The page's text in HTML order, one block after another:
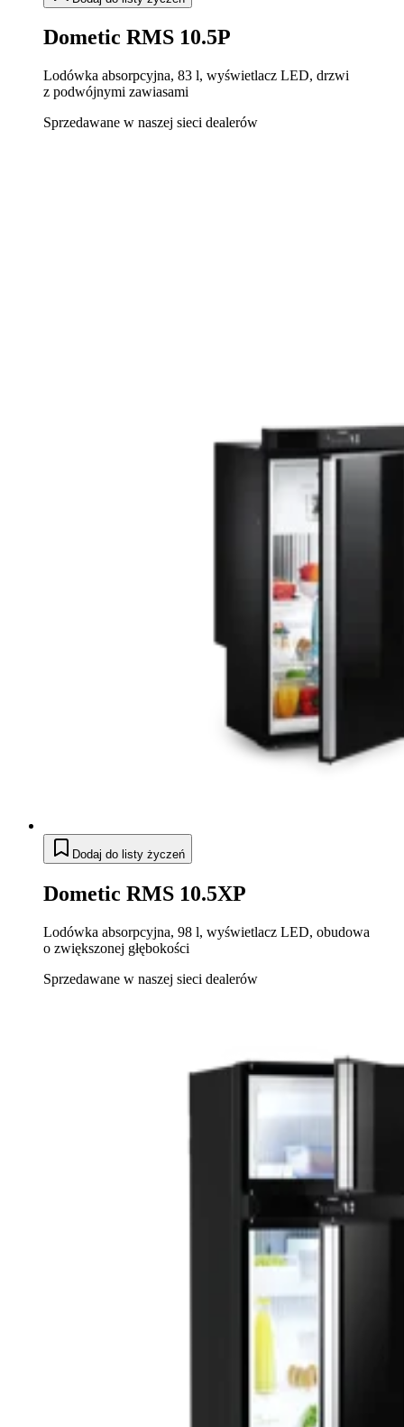
Dometic RMS 10.5P
Lodówka absorpcyjna, 83 l, wyświetlacz LED, drzwi
z podwójnymi zawiasami
Sprzedawane w naszej sieci dealerów
Dodaj do listy życzeń
Dometic RMS 10.5XP
Lodówka absorpcyjna, 98 l, wyświetlacz LED, obudowa
o zwiększonej głębokości
Sprzedawane w naszej sieci dealerów